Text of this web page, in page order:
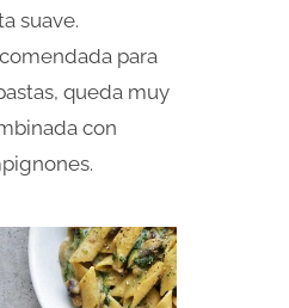
suave.
para
queda muy
con